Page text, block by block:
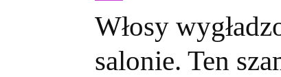
Włosy
salonie. Ten